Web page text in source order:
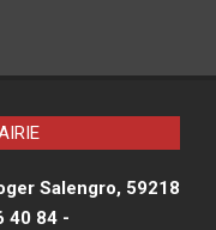
Salengro, 59218
40 84 -